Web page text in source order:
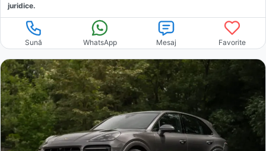
juridice.
Sună WhatsApp Mesaj Favorite